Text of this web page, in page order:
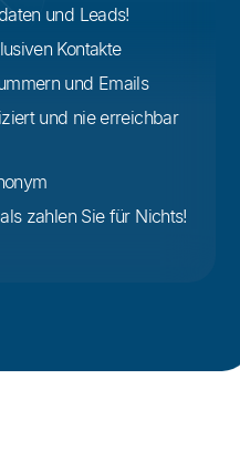
und Leads!
Kontakte
und Emails
und nie erreichbar
zahlen Sie für Nichts!